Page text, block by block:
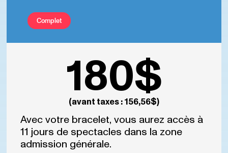
Complet
180$
(avant taxes : 156,56$)
Avec votre bracelet, vous aurez accès à
11 jours de spectacles dans la zone
admission générale.